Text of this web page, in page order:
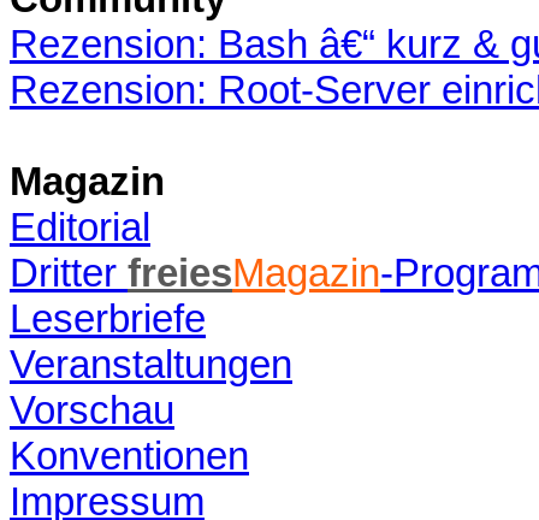
Rezension: Bash â€“ kurz &
Rezension: Root-Server
Magazin
Editorial
Dritter freiesMagazin-
Leserbriefe
Veranstaltungen
Vorschau
Konventionen
Impressum